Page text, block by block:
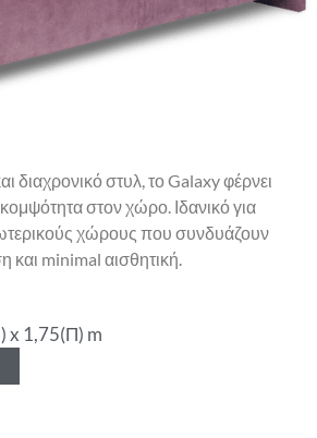
διαχρονικό στυλ, το Galaxy φέρνει
στον χώρο. Ιδανικό για
χώρους που συνδυάζουν
και minimal αισθητική.
x 1,75(Π) m